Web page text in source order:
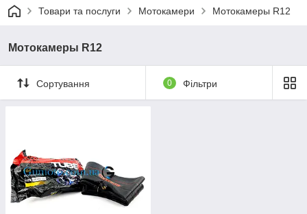
Товари та послуги Мотокамери Мотокамеры R12
Мотокамеры R12
Сортування 0 Фільтри